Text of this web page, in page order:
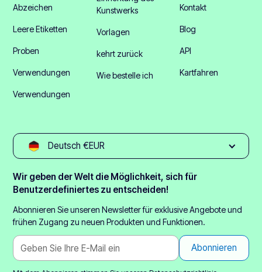
Abzeichen
Leere Etiketten
Proben
Verwendungen
Verwendungen
Kunstwerks
Vorlagen
kehrt zurück
Wie bestelle ich
Kontakt
Blog
API
Kartfahren
Deutsch €EUR
Wir geben der Welt die Möglichkeit, sich für
Benutzerdefiniertes zu entscheiden!
Abonnieren Sie unseren Newsletter für exklusive Angebote und
frühen Zugang zu neuen Produkten und Funktionen.